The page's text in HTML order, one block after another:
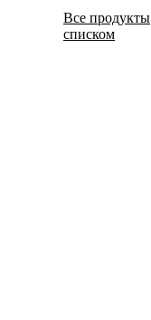
Все продукты
списком